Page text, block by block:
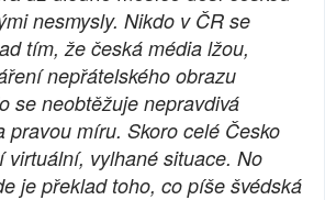
nesmysly. Nikdo v ČR se
tím, že česká média lžou,
nepřátelského obrazu
se neobtěžuje nepravdivá
pravou míru. Skoro celé Česko
virtuální, vylhané situace. No
je překlad toho, co píše švédská